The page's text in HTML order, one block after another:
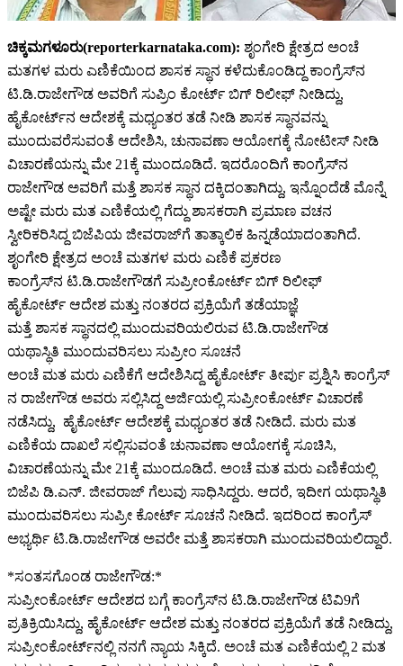
ಚಿಕ್ಕಮಗಳೂರು(reporterkarnataka.com): ಶೃಂಗೇರಿ ಕ್ಷೇತ್ರದ ಅಂಚೆ
ಮತಗಳ ಮರು ಎಣಿಕೆಯಿಂದ ಶಾಸಕ ಸ್ಥಾನ ಕಳೆದುಕೊಂಡಿದ್ದ ಕಾಂಗ್ರೆಸ್‌ನ
ಟಿ.ಡಿ.ರಾಜೇಗೌಡ ಅವರಿಗೆ ಸುಪ್ರಿಂ ಕೋರ್ಟ್‌ ಬಿಗ್‌ ರಿಲೀಫ್‌ ನೀಡಿದ್ದು,
ಹೈಕೋರ್ಟ್‌ನ ಆದೇಶಕ್ಕೆ ಮಧ್ಯಂತರ ತಡೆ ನೀಡಿ ಶಾಸಕ ಸ್ಥಾನವನ್ನು
ಮುಂದುವರೆಸುವಂತೆ ಆದೇಶಿಸಿ, ಚುನಾವಣಾ ಆಯೋಗಕ್ಕೆ ನೋಟೀಸ್‌ ನೀಡಿ
ವಿಚಾರಣೆಯನ್ನು ಮೇ 21ಕ್ಕೆ ಮುಂದೂಡಿದೆ. ಇದರೊಂದಿಗೆ ಕಾಂಗ್ರೆಸ್​​​ನ
ರಾಜೇಗೌಡ ಅವರಿಗೆ ಮತ್ತೆ ಶಾಸಕ ಸ್ಥಾನ ದಕ್ಕಿದಂತಾಗಿದ್ದು, ಇನ್ನೊಂದೆಡೆ ಮೊನ್ನೆ
ಅಷ್ಟೇ ಮರು ಮತ ಎಣಿಕೆಯಲ್ಲಿ ಗೆದ್ದು ಶಾಸಕರಾಗಿ ಪ್ರಮಾಣ ವಚನ
ಸ್ವೀರಿಕರಿಸಿದ್ದ ಬಿಜೆಪಿಯ ಜೀವರಾಜ್​​ಗೆ ತಾತ್ಕಾಲಿಕ ಹಿನ್ನಡೆಯಾದಂತಾಗಿದೆ.
ಶೃಂಗೇರಿ ಕ್ಷೇತ್ರದ ಅಂಚೆ ಮತಗಳ ಮರು ಎಣಿಕೆ ಪ್ರಕರಣ
ಕಾಂಗ್ರೆಸ್​ನ ಟಿ.ಡಿ.ರಾಜೇಗೌಡಗೆ ಸುಪ್ರೀಂಕೋರ್ಟ್ ಬಿಗ್​ ರಿಲೀಫ್
ಹೈಕೋರ್ಟ್ ಆದೇಶ ಮತ್ತು ನಂತರದ ಪ್ರಕ್ರಿಯೆಗೆ ತಡೆಯಾಜ್ಞೆ
ಮತ್ತೆ ಶಾಸಕ ಸ್ಥಾನದಲ್ಲಿ ಮುಂದುವರಿಯಲಿರುವ ಟಿ.ಡಿ.ರಾಜೇಗೌಡ
ಯಥಾಸ್ಥಿತಿ ಮುಂದುವರಿಸಲು ಸುಪ್ರೀಂ ಸೂಚನೆ
ಅಂಚೆ ಮತ ಮರು ಎಣಿಕೆಗೆ ಆದೇಶಿಸಿದ್ದ ಹೈಕೋರ್ಟ್‌ ತೀರ್ಪು ಪ್ರಶ್ನಿಸಿ ಕಾಂಗ್ರೆಸ್​​
ನ ರಾಜೇಗೌಡ ಅವರು ಸಲ್ಲಿಸಿದ್ದ ಅರ್ಜಿಯಲ್ಲಿ ಸುಪ್ರೀಂಕೋರ್ಟ್​ ವಿಚಾರಣೆ
ನಡೆಸಿದ್ದು, ​​ ಹೈಕೋರ್ಟ್‌ ಆದೇಶಕ್ಕೆ ಮಧ್ಯಂತರ ತಡೆ ನೀಡಿದೆ. ಮರು ಮತ
ಎಣಿಕೆಯ ದಾಖಲೆ ಸಲ್ಲಿಸುವಂತೆ ಚುನಾವಣಾ ಆಯೋಗಕ್ಕೆ ಸೂಚಿಸಿ,
ವಿಚಾರಣೆಯನ್ನು ಮೇ 21ಕ್ಕೆ ಮುಂದೂಡಿದೆ. ಅಂಚೆ ಮತ ಮರು ಎಣಿಕೆಯಲ್ಲಿ
ಬಿಜೆಪಿ ಡಿ.ಎನ್‌. ಜೀವರಾಜ್‌ ಗೆಲುವು ಸಾಧಿಸಿದ್ದರು. ಆದರೆ, ಇದೀಗ ಯಥಾಸ್ಥಿತಿ
ಮುಂದುವರಿಸಲು ಸುಪ್ರೀ ಕೋರ್ಟ್‌ ಸೂಚನೆ ನೀಡಿದೆ. ಇದರಿಂದ ಕಾಂಗ್ರೆಸ್‌
ಅಭ್ಯರ್ಥಿ ಟಿ.ಡಿ.ರಾಜೇಗೌಡ ಅವರೇ ಮತ್ತೆ ಶಾಸಕರಾಗಿ ಮುಂದುವರಿಯಲಿದ್ದಾರೆ.
*ಸಂತಸಗೊಂಡ ರಾಜೇಗೌಡ:*
ಸುಪ್ರೀಂಕೋರ್ಟ್​ ಆದೇಶದ ಬಗ್ಗೆ ಕಾಂಗ್ರೆಸ್​​​​ನ ಟಿ.ಡಿ.ರಾಜೇಗೌಡ ಟಿವಿ9ಗೆ
ಪ್ರತಿಕ್ರಿಯಿಸಿದ್ದು, ಹೈಕೋರ್ಟ್ ಆದೇಶ ಮತ್ತು ನಂತರದ ಪ್ರಕ್ರಿಯೆಗೆ ತಡೆ ನೀಡಿದ್ದು,
ಸುಪ್ರೀಂಕೋರ್ಟ್​ನಲ್ಲಿ‌ ನನಗೆ ನ್ಯಾಯ ಸಿಕ್ಕಿದೆ. ಅಂಚೆ ಮತ ಎಣಿಕೆಯಲ್ಲಿ 2 ಮತ